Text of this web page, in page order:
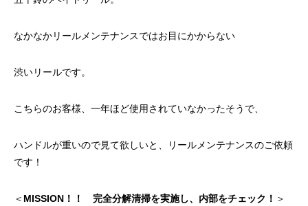
シマノ バンタム1000SGの1年点検
ダイワ スパルタン
なかなかリールメンテナンスではお目にかからない
渋いリールです。
こちらのお客様、一年ほど使用されていなかったそうで、
ハンドルが重いので見て欲しいと、リールメンテナンスのご依頼
です！
＜ MISSION！！ 完全分解清掃を実施し、内部をチェック！ ＞